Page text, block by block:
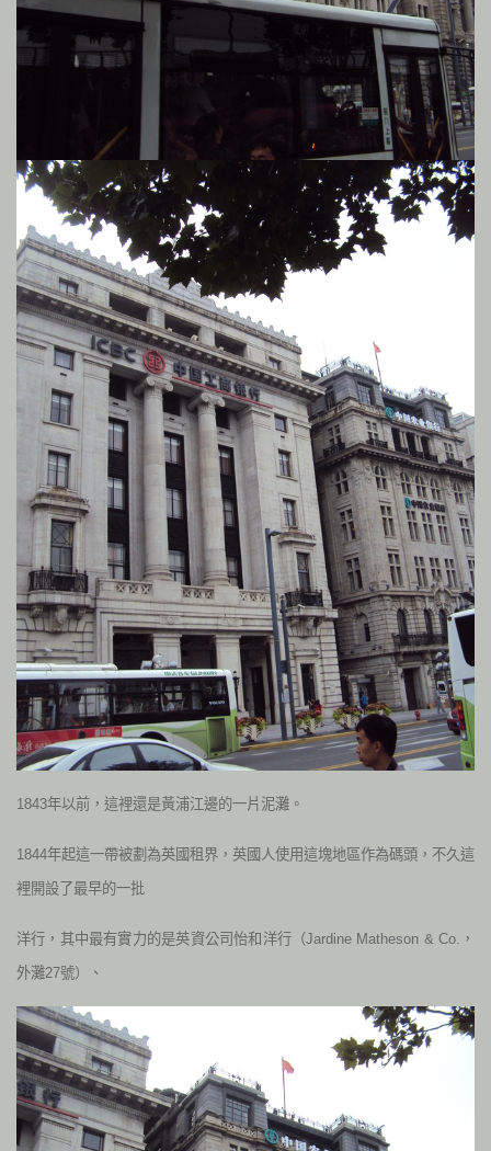
1843年以前，這裡還是黃浦江邊的一片泥灘。
1844年起這一帶被劃為英國租界，英國人使用這塊地區作為碼頭，不久這
裡開設了最早的一批
洋行，其中最有實力的是英資公司怡和洋行（Jardine Matheson & Co.，
外灘27號）、